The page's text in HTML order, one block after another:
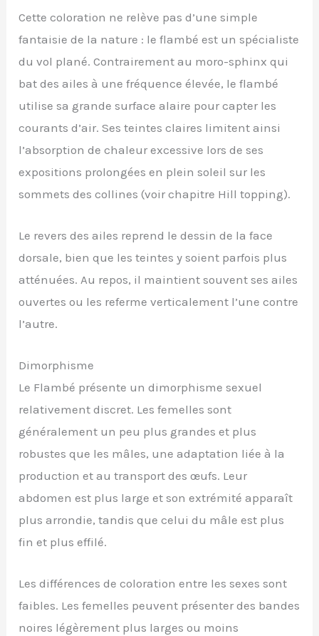
Cette coloration ne relève pas d’une simple
fantaisie de la nature : le flambé est un spécialiste
du vol plané. Contrairement au moro-sphinx qui
bat des ailes à une fréquence élevée, le flambé
utilise sa grande surface alaire pour capter les
courants d’air. Ses teintes claires limitent ainsi
l’absorption de chaleur excessive lors de ses
expositions prolongées en plein soleil sur les
sommets des collines (voir chapitre Hill topping).
Le revers des ailes reprend le dessin de la face
dorsale, bien que les teintes y soient parfois plus
atténuées. Au repos, il maintient souvent ses ailes
ouvertes ou les referme verticalement l’une contre
l’autre.
Dimorphisme
Le Flambé présente un dimorphisme sexuel
relativement discret. Les femelles sont
généralement un peu plus grandes et plus
robustes que les mâles, une adaptation liée à la
production et au transport des œufs. Leur
abdomen est plus large et son extrémité apparaît
plus arrondie, tandis que celui du mâle est plus
fin et plus effilé.
Les différences de coloration entre les sexes sont
faibles. Les femelles peuvent présenter des bandes
noires légèrement plus larges ou moins